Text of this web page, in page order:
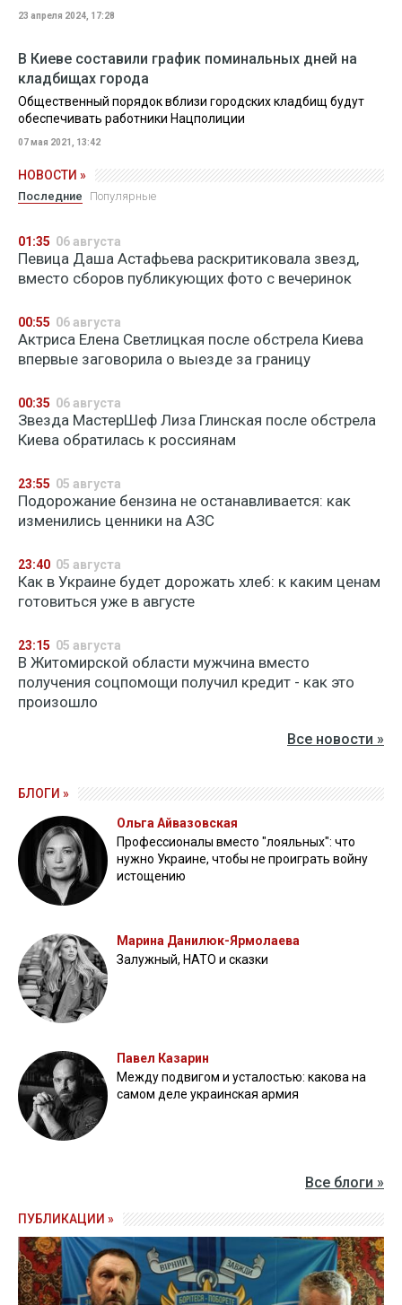
23 апреля 2024, 17:28
В Киеве составили график поминальных дней на
кладбищах города
Общественный порядок вблизи городских кладбищ будут
обеспечивать работники Нацполиции
07 мая 2021, 13:42
НОВОСТИ »
Последние Популярные
01:35 06 августа
Певица Даша Астафьева раскритиковала звезд,
вместо сборов публикующих фото с вечеринок
00:55 06 августа
Актриса Елена Светлицкая после обстрела Киева
впервые заговорила о выезде за границу
00:35 06 августа
Звезда МастерШеф Лиза Глинская после обстрела
Киева обратилась к россиянам
23:55 05 августа
Подорожание бензина не останавливается: как
изменились ценники на АЗС
23:40 05 августа
Как в Украине будет дорожать хлеб: к каким ценам
готовиться уже в августе
23:15 05 августа
В Житомирской области мужчина вместо
получения соцпомощи получил кредит - как это
произошло
Все новости »
БЛОГИ »
Ольга Айвазовская
Профессионалы вместо "лояльных": что
нужно Украине, чтобы не проиграть войну
истощению
Марина Данилюк-Ярмолаева
Залужный, НАТО и сказки
Павел Казарин
Между подвигом и усталостью: какова на
самом деле украинская армия
Все блоги »
ПУБЛИКАЦИИ »